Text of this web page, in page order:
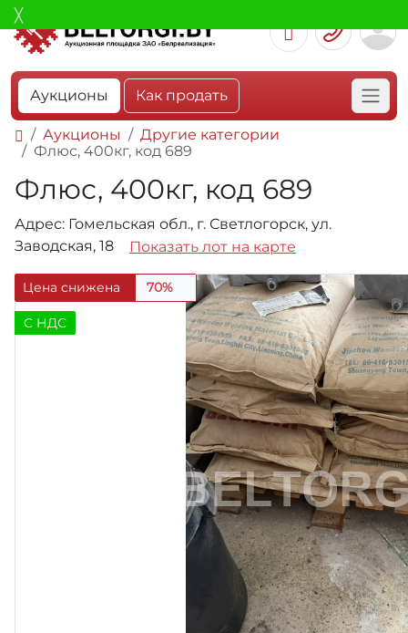
Аукционы Как продать
Аукционы
Другие категории
Флюс, 400кг, код 689
Флюс, 400кг, код 689
Адрес: Гомельская обл., г. Светлогорск, ул.
Заводская, 18
Показать лот на карте
Цена снижена 70%
C НДС